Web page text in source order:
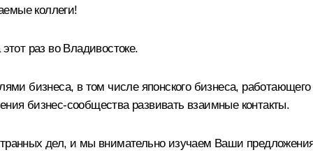
коллеги!
раз во Владивостоке.
бизнеса, в том числе японского бизнеса,
бизнес-сообщества развивать взаимные контакты.
дел, и мы внимательно изучаем Ваши